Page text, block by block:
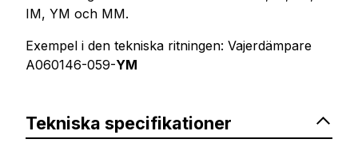
IM, YM och MM.
Exempel i den tekniska ritningen: Vajerdämpare
A060146-059-YM
Tekniska specifikationer